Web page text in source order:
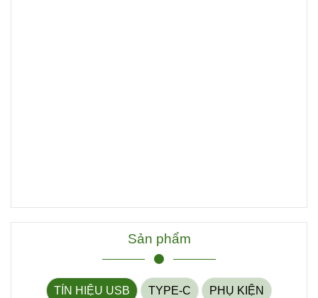
Sản phẩm
TÍN HIỆU USB TYPE-C PHỤ KIỆN